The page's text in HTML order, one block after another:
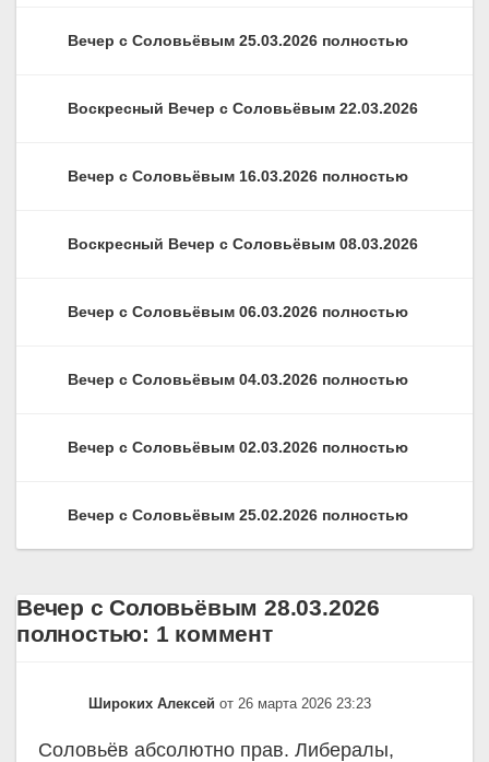
Вечер с Соловьёвым 25.03.2026 полностью
Воскресный Вечер с Соловьёвым 22.03.2026
Вечер с Соловьёвым 16.03.2026 полностью
Воскресный Вечер с Соловьёвым 08.03.2026
Вечер с Соловьёвым 06.03.2026 полностью
Вечер с Соловьёвым 04.03.2026 полностью
Вечер с Соловьёвым 02.03.2026 полностью
Вечер с Соловьёвым 25.02.2026 полностью
Вечер с Соловьёвым 28.03.2026
полностью: 1 коммент
Широких Алексей от 26 марта 2026 23:23
Соловьёв абсолютно прав. Либералы,